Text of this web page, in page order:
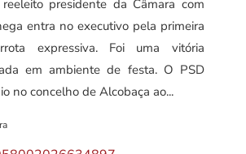
presidente da Câmara com
entra no executivo pela primeira
expressiva. Foi uma vitória
em ambiente de festa. O PSD
no concelho de Alcobaça ao...